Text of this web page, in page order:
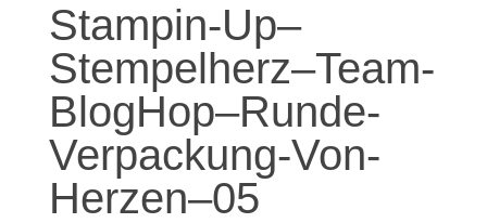
Stampin-Up–
Stempelherz–Team-
BlogHop–Runde-
Verpackung-Von-
Herzen–05